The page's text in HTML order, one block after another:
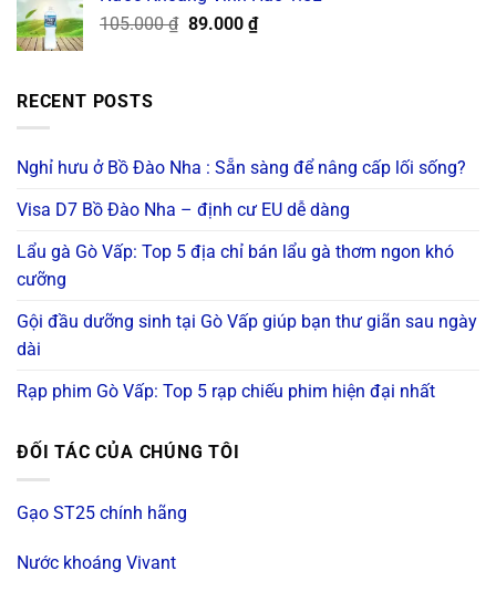
105.000₫ Original
89.000 ₫Current
RECENT POSTS
Nghỉ hưu ở Bồ Đào Nha : Sẵn sàng để nâng cấp lối sống?
Visa D7 Bồ Đào Nha – định cư EU dễ dàng
Lẩu gà Gò Vấp: Top 5 địa chỉ bán lẩu gà thơm ngon khó
cưỡng
Gội đầu dưỡng sinh tại Gò Vấp giúp bạn thư giãn sau ngày
dài
Rạp phim Gò Vấp: Top 5 rạp chiếu phim hiện đại nhất
ĐỐI TÁC CỦA CHÚNG TÔI
Gạo ST25 chính hãng
Nước khoáng Vivant